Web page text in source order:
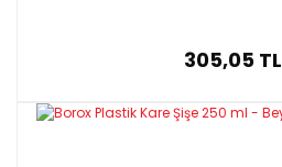
305,05 TL